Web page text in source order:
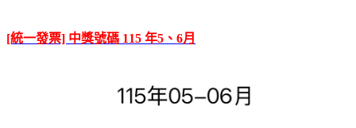
[統一發票] 中獎號碼 115 年5、6月